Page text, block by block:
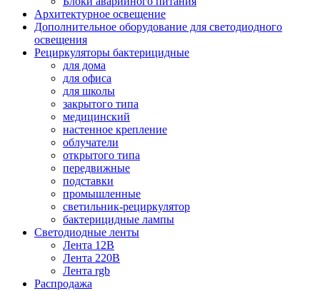
Архитектурное освещение
Дополнительное оборудование для светодиодного
освещения
Рециркуляторы бактерицидные
для дома
для офиса
для школы
закрытого типа
медицинский
настенное крепление
облучатели
открытого типа
передвижные
подставки
промышленные
светильник-рециркулятор
бактерицидные лампы
Светодиодные ленты
Лента 12В
Лента 220В
Лента rgb
Распродажа